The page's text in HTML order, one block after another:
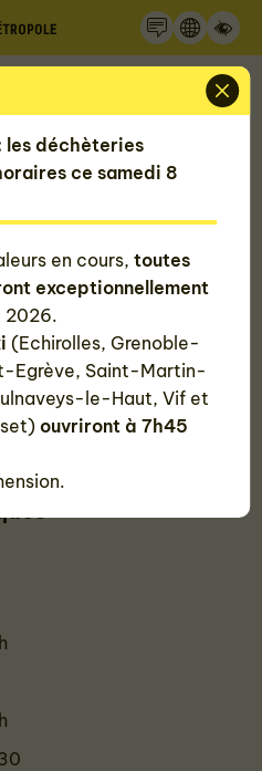
les déchèteries
ce samedi 8
en cours,toutes
exceptionnellement
2026.
(Echirolles, Grenoble-
Egrève, Saint-Martin-
le-Haut, Vif et
ouvriront à 7h45
ou un artisan
- Malherbe"